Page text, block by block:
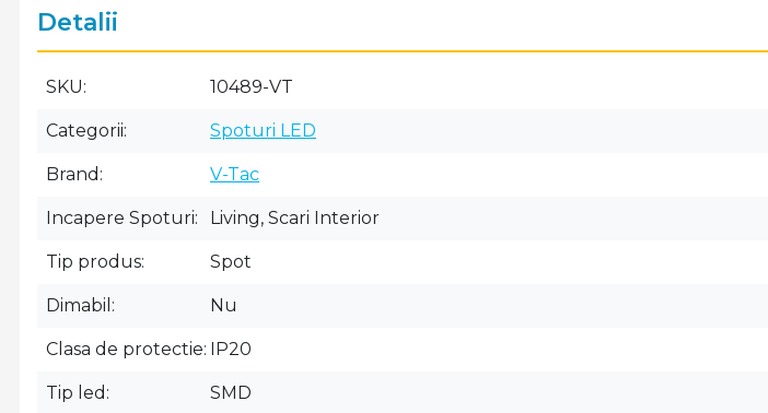
Detalii
SKU 10489-VT
Categorii Spoturi LED
Brand V-Tac
Incapere Spoturi Living, Scari Interior
Tip produs Spot
Dimabil Nu
Clasa de protectie IP20
Tip led SMD